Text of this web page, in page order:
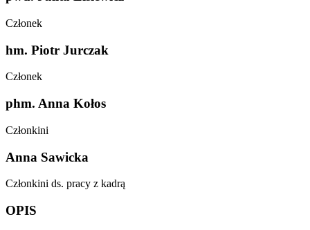
Członek
hm. Piotr Jurczak
Członek
phm. Anna Kołos
Członkini
Anna Sawicka
Członkini ds. pracy z kadrą
OPIS